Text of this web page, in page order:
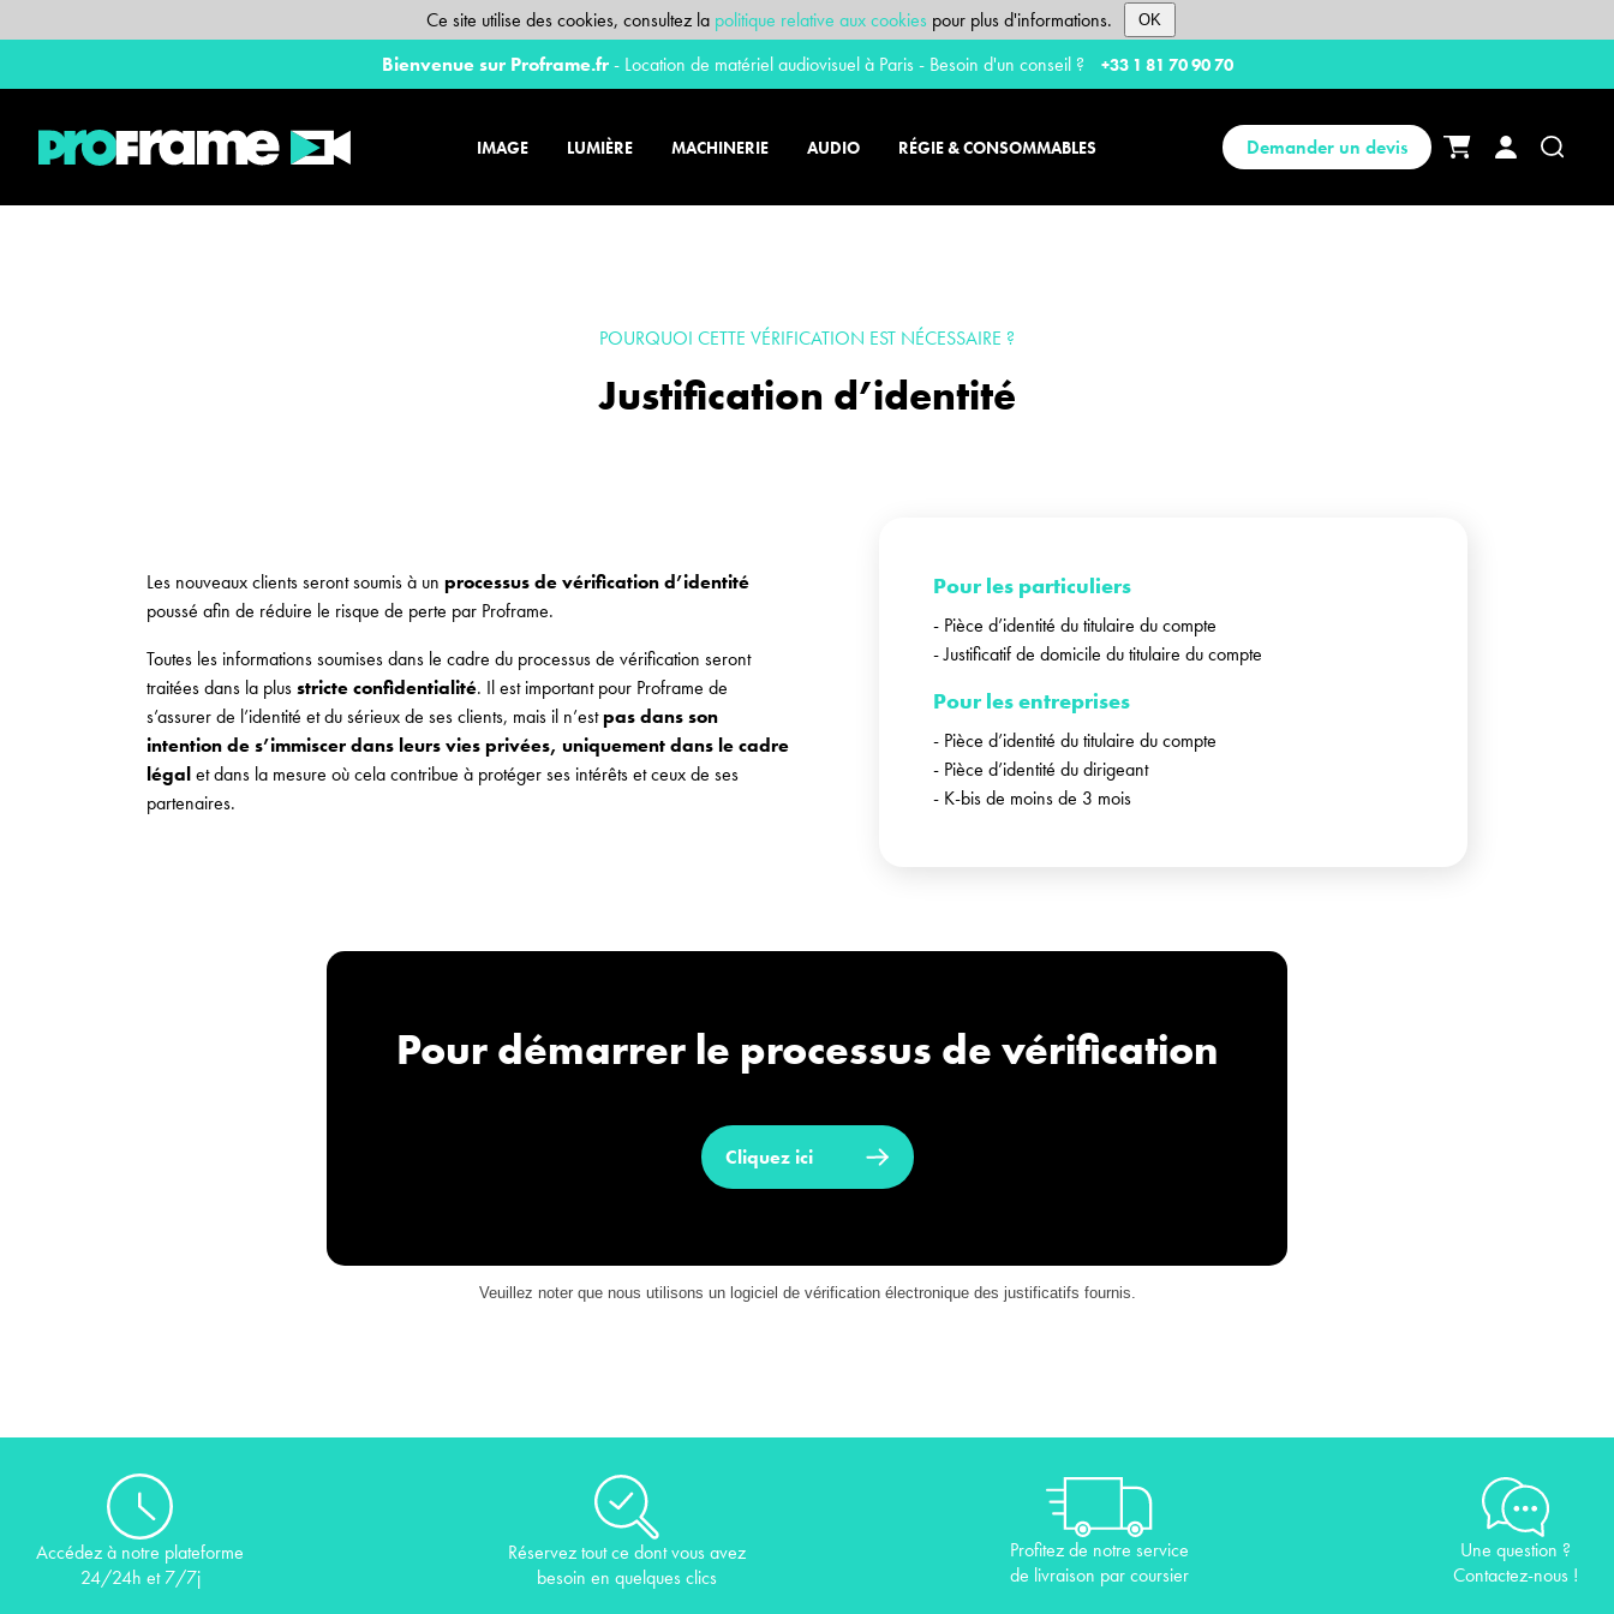
Ce site utilise des cookies, consultez la politique relative aux cookies pour plus d'informations. OK
Bienvenue sur Proframe.fr- Location de matériel audiovisuel à Paris - Besoin d'un conseil ? +33 1 81 70 90 70
IMAGE LUMIÈRE MACHINERIE AUDIO RÉGIE & CONSOMMABLES Demander un devis
POURQUOI CETTE VÉRIFICATION EST NÉCESSAIRE ?
Justification d’identité
Les nouveaux clients seront soumis à un processus de vérification d’identité
poussé afin de réduire le risque de perte par Proframe.
Toutes les informations soumises dans le cadre du processus de vérification seront
traitées dans la plusstricte confidentialité. Il est important pour Proframe de
s’assurer de l’identité et du sérieux de ses clients, mais il n’estpas dans son
intention de s’immiscer dans leurs vies privées, uniquement dans le cadre
légalet dans la mesure où cela contribue à protéger ses intérêts et ceux de ses
partenaires.
Pour les particuliers
- Pièce d’identité du titulaire du compte
- Justificatif de domicile du titulaire du compte
Pour les entreprises
- Pièce d’identité du titulaire du compte
- Pièce d’identité du dirigeant
- K-bis de moins de 3 mois
Pour démarrer le processus de vérification
Cliquez ici
Veuillez noter que nous utilisons un logiciel de vérification électronique des justificatifs fournis.
Accédez à notre plateforme
24/24h et 7/7j
Réservez tout ce dont vous avez
besoin en quelques clics
Profitez de notre service
de livraison par coursier
Une question ?
Contactez-nous !